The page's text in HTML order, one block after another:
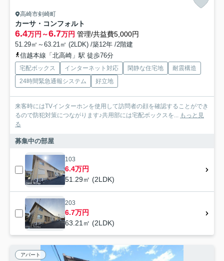
高崎市剣崎町
カーサ・コンフォルト
6.4万円～6.7万円 管理/共益費5,000円
51.29㎡～63.21㎡ (2LDK) /築12年 /2階建
信越本線「北高崎」駅 徒歩76分
宅配ボックス インターネット対応 閑静な住宅地
耐震構造
24時間緊急通報システム
好立地
来客時にはTVインターホンを使用して訪問者の顔を確認することができ
るので防犯対策につながります♪共用部には宅配ボックスを... もっと見
る
募集中の部屋
103
6.4万円
51.29㎡ (2LDK)
203
6.7万円
63.21㎡ (2LDK)
アパート